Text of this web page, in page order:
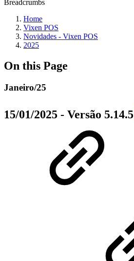
Breadcrumbs
Home
Vixen POS
Novidades - Vixen POS
2025
On this Page
Janeiro/25
15/01/2025 - Versão 5.14.5